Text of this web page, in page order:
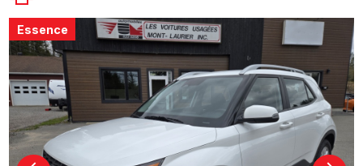
Essence